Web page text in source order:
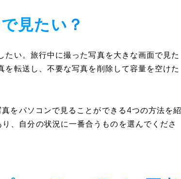
見たい？
い。旅行中に撮った写真を大きな画面で見た
転送し、不要な写真を削除して容量を空けた
をパソコンで見ることができる4つの方法を紹
、自分の状況に一番合うものを選んでくださ